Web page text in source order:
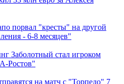
порвал "кресты" на другой
- 6-8 месяцев"
Заболотный стал игроком
Ростов"
на матч с "Торпедо" 7